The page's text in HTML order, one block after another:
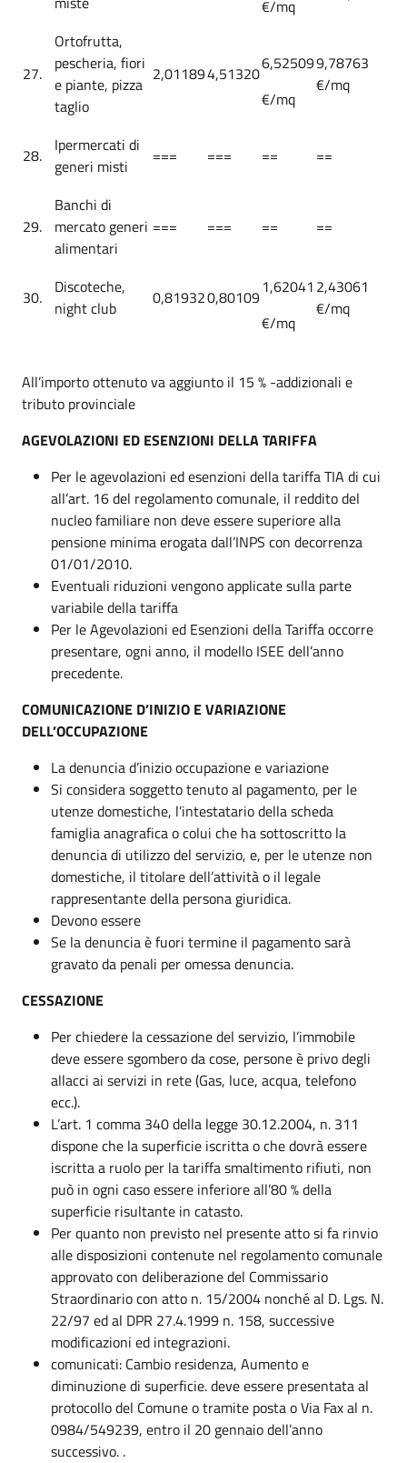
€/mq
27.
Ortofrutta,
pescheria, fiori
e piante, pizza
taglio
2,011894,513206,52509
€/mq
9,78763
€/mq
28.
Ipermercati di
generi misti
=== === == ==
29.
Banchi di
mercato generi
alimentari
=== === == ==
30.
Discoteche,
night club
0,819320,801091,62041
€/mq
2,43061
€/mq
All’importo ottenuto va aggiunto il 15 % -addizionali e
tributo provinciale
AGEVOLAZIONI ED ESENZIONI DELLA TARIFFA
Per le agevolazioni ed esenzioni della tariffa TIA di cui
all’art. 16 del regolamento comunale, il reddito del
nucleo familiare non deve essere superiore alla
pensione minima erogata dall’INPS con decorrenza
01/01/2010.
Eventuali riduzioni vengono applicate sulla parte
variabile della tariffa
Per le Agevolazioni ed Esenzioni della Tariffa occorre
presentare, ogni anno, il modello ISEE dell’anno
precedente.
COMUNICAZIONE D’INIZIO E VARIAZIONE
DELL’OCCUPAZIONE
La denuncia d’inizio occupazione e variazione
Si considera soggetto tenuto al pagamento, per le
utenze domestiche, l’intestatario della scheda
famiglia anagrafica o colui che ha sottoscritto la
denuncia di utilizzo del servizio, e, per le utenze non
domestiche, il titolare dell’attività o il legale
rappresentante della persona giuridica.
Devono essere
Se la denuncia è fuori termine il pagamento sarà
gravato da penali per omessa denuncia.
CESSAZIONE
Per chiedere la cessazione del servizio, l’immobile
deve essere sgombero da cose, persone è privo degli
allacci ai servizi in rete (Gas, luce, acqua, telefono
ecc.).
L’art. 1 comma 340 della legge 30.12.2004, n. 311
dispone che la superficie iscritta o che dovrà essere
iscritta a ruolo per la tariffa smaltimento rifiuti, non
può in ogni caso essere inferiore all’80 % della
superficie risultante in catasto.
Per quanto non previsto nel presente atto si fa rinvio
alle disposizioni contenute nel regolamento comunale
approvato con deliberazione del Commissario
Straordinario con atto n. 15/2004 nonché al D. Lgs. N.
22/97 ed al DPR 27.4.1999 n. 158, successive
modificazioni ed integrazioni.
comunicati: Cambio residenza, Aumento e
diminuzione di superficie. deve essere presentata al
protocollo del Comune o tramite posta o Via Fax al n.
0984/549239, entro il 20 gennaio dell’anno
successivo. .